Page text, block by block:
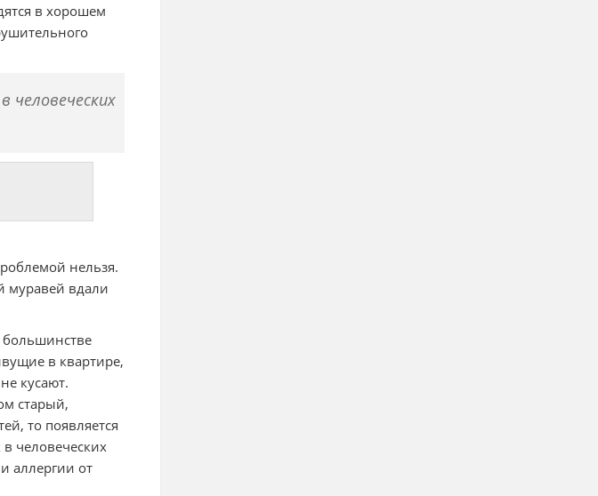
в хорошем
человеческих
нельзя.
муравей вдали
в квартире,
кусают.
старый,
то появляется
человеческих
аллергии от